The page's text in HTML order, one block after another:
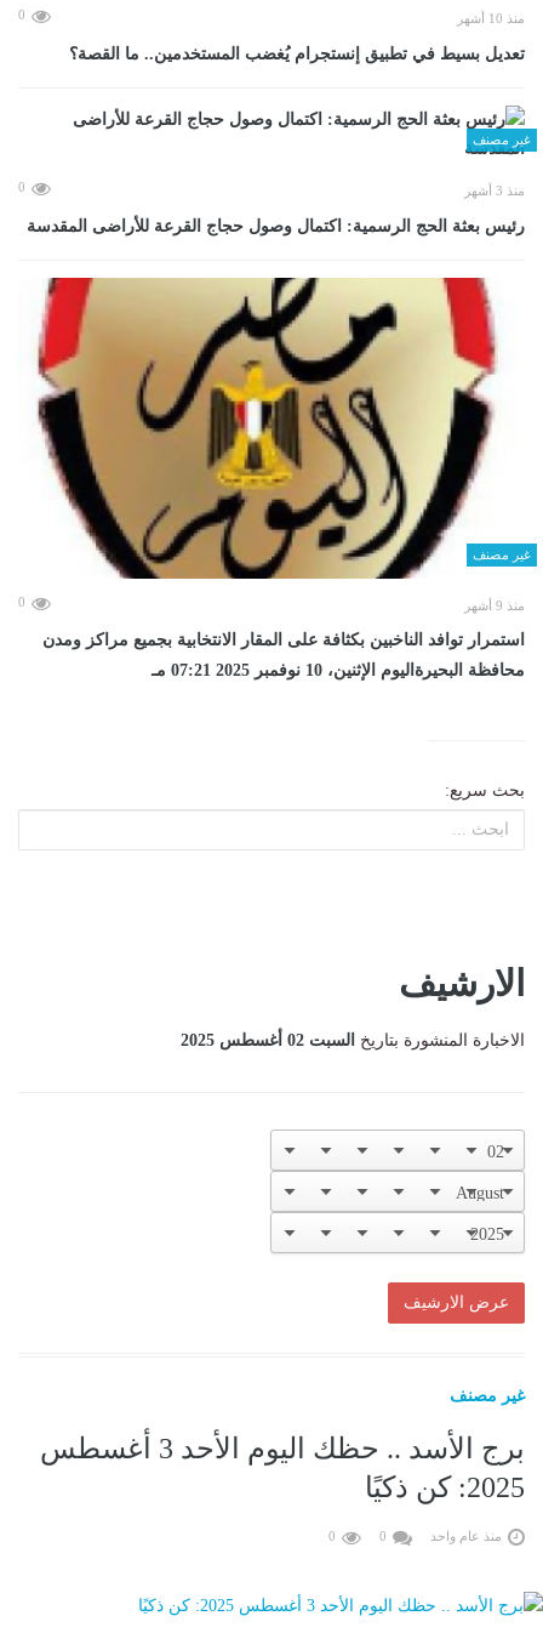
منذ 10 أشهر 0
تعديل بسيط في تطبيق إنستجرام يُغضب المستخدمين.. ما القصة؟
غير مصنف
منذ 3 أشهر 0
رئيس بعثة الحج الرسمية: اكتمال وصول حجاج القرعة للأراضى المقدسة
غير مصنف
منذ 9 أشهر 0
استمرار توافد الناخبين بكثافة على المقار الانتخابية بجميع مراكز ومدن
محافظة البحيرةاليوم الإثنين، 10 نوفمبر 2025 07:21 مـ
بحث سريع:
الارشيف
الاخبارة المنشورة بتاريخ السبت 02 أغسطس 2025
غير مصنف
برج الأسد .. حظك اليوم الأحد 3 أغسطس
2025: كن ذكيًا
منذ عام واحد 0
0